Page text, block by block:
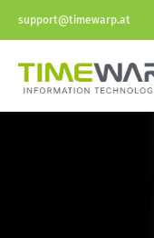
support@timewarp.at